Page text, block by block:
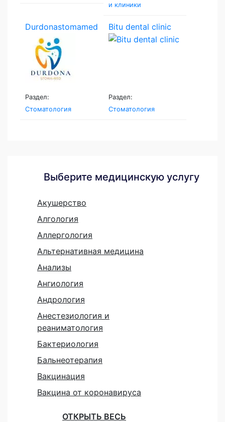
и клиники
Durdonastomamed
Раздел:
Стоматология
Bitu dental clinic
Раздел:
Стоматология
Выберите медицинскую услугу
Акушерство
Алгология
Аллергология
Альтернативная медицина
Анализы
Ангиология
Андрология
Анестезиология и
реаниматология
Бактериология
Бальнеотерапия
Вакцинация
Вакцина от коронавируса
ОТКРЫТЬ ВЕСЬ